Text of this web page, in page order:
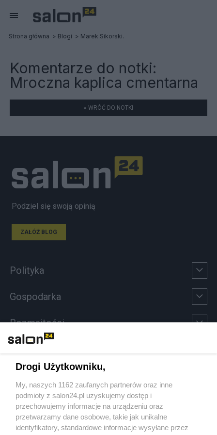
Strona główna Blogi Marek Sikorski.
Komentarze do notki:
Mroczna kaplica cmentarna
« WRÓĆ DO NOTKI
Podziel się swoją opinią
ZAŁÓŻ BLOG
Polityka
Gospodarka
Rozmaitości
Sport
Społeczeństwo
Kultura
Drogi Użytkowniku,
My, naszych 1162 zaufanych partnerów oraz inne
podmioty z salon24.pl uzyskujemy dostęp i
przechowujemy informacje na urządzeniu oraz
przetwarzamy dane osobowe, takie jak unikalne
identyfikatory, standardowe informacje wysyłane przez